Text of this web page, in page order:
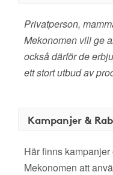
Privatperson,
Mekonomen vill ge
också därför de
ett stort utbud av
Kampanjer &
Här finns
Mekonomen att